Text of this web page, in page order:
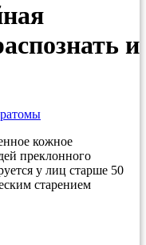
и
кожное
преклонного
у лиц старше 50
старением